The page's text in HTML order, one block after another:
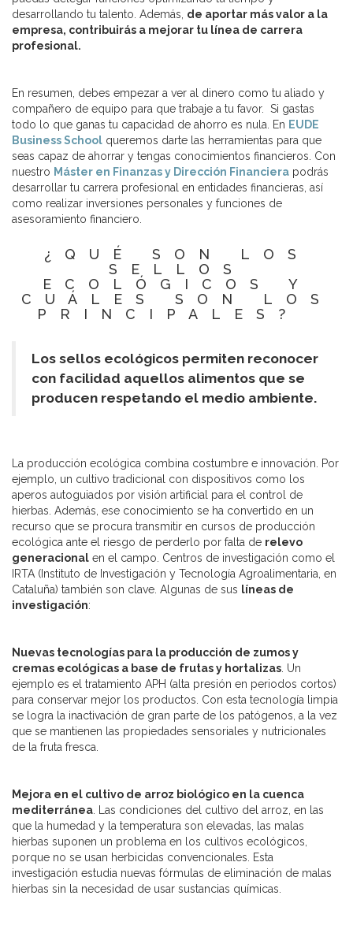
desarrollando tu talento. Además, de aportar más valor a la
empresa, contribuirás a mejorar tu línea de carrera
profesional.
En resumen, debes empezar a ver al dinero como tu aliado y
compañero de equipo para que trabaje a tu favor. Si gastas
todo lo que ganas tu capacidad de ahorro es nula. En EUDE
Business School queremos darte las herramientas para que
seas capaz de ahorrar y tengas conocimientos financieros. Con
nuestro Máster en Finanzas y Dirección Financiera podrás
desarrollar tu carrera profesional en entidades financieras, así
como realizar inversiones personales y funciones de
asesoramiento financiero.
¿QUÉ SON LOS
SELLOS
ECOLÓGICOS Y
CUÁLES SON LOS
PRINCIPALES?
Los sellos ecológicos permiten reconocer
con facilidad aquellos alimentos que se
producen respetando el medio ambiente.
La producción ecológica combina costumbre e innovación. Por
ejemplo, un cultivo tradicional con dispositivos como los
aperos autoguiados por visión artificial para el control de
hierbas. Además, ese conocimiento se ha convertido en un
recurso que se procura transmitir en cursos de producción
ecológica ante el riesgo de perderlo por falta de relevo
generacional en el campo. Centros de investigación como el
IRTA (Instituto de Investigación y Tecnología Agroalimentaria, en
Cataluña) también son clave. Algunas de sus líneas de
investigación:
Nuevas tecnologías para la producción de zumos y
cremas ecológicas a base de frutas y hortalizas . Un
ejemplo es el tratamiento APH (alta presión en periodos cortos)
para conservar mejor los productos. Con esta tecnología limpia
se logra la inactivación de gran parte de los patógenos, a la vez
que se mantienen las propiedades sensoriales y nutricionales
de la fruta fresca.
Mejora en el cultivo de arroz biológico en la cuenca
mediterránea . Las condiciones del cultivo del arroz, en las
que la humedad y la temperatura son elevadas, las malas
hierbas suponen un problema en los cultivos ecológicos,
porque no se usan herbicidas convencionales. Esta
investigación estudia nuevas fórmulas de eliminación de malas
hierbas sin la necesidad de usar sustancias químicas.